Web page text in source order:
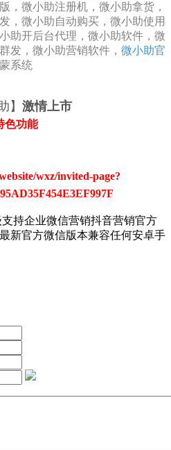
，微小助注册机，微小助拿货，
，微小助自动购买，微小助使用
助开后台代理，微小助软件，微
发，微小助营销软件， 微小助官
系统
】 激情上市
色功能
wxz/invited-page?